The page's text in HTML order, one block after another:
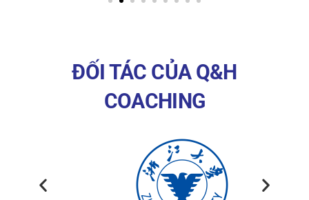
ĐỐI TÁC CỦA Q&H
COACHING